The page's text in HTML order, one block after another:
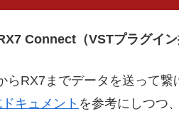
Connect（VSTプラグイ
らRX7までデータを送って
キュメント を参考にしつつ